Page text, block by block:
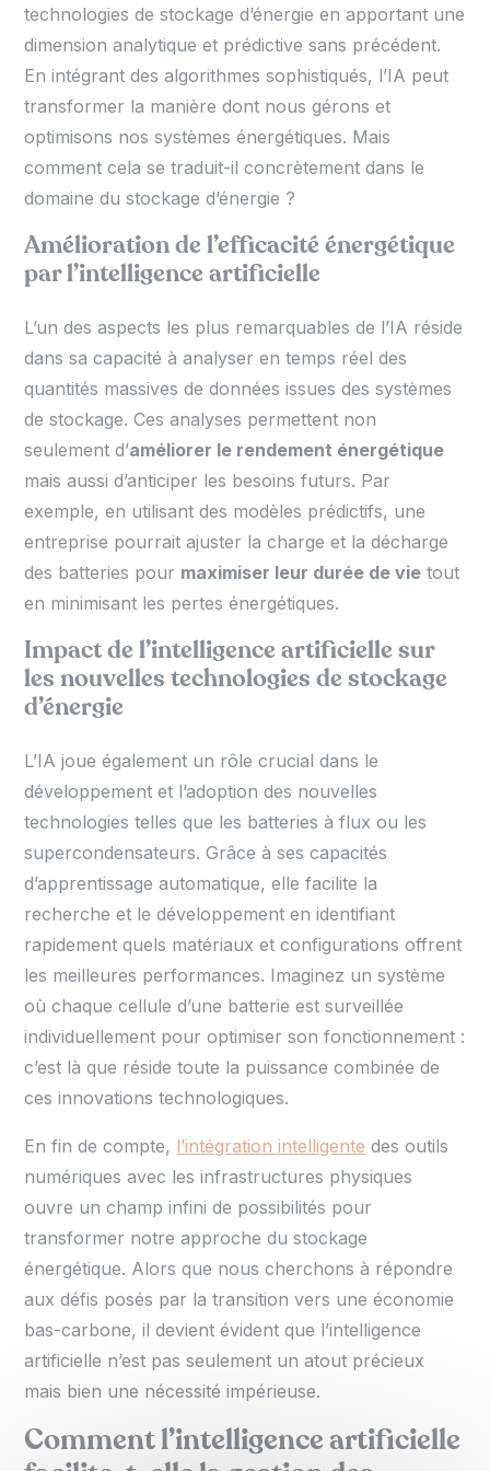
technologies de stockage d’énergie en apportant une
dimension analytique et prédictive sans précédent.
En intégrant des algorithmes sophistiqués, l’IA peut
transformer la manière dont nous gérons et
optimisons nos systèmes énergétiques. Mais
comment cela se traduit-il concrètement dans le
domaine du stockage d’énergie ?
Amélioration de l’efficacité énergétique
par l’intelligence artificielle
L’un des aspects les plus remarquables de l’IA réside
dans sa capacité à analyser en temps réel des
quantités massives de données issues des systèmes
de stockage. Ces analyses permettent non
seulement d’améliorer le rendement énergétique
mais aussi d’anticiper les besoins futurs. Par
exemple, en utilisant des modèles prédictifs, une
entreprise pourrait ajuster la charge et la décharge
des batteries pour maximiser leur durée de vie tout
en minimisant les pertes énergétiques.
Impact de l’intelligence artificielle sur
les nouvelles technologies de stockage
d’énergie
L’IA joue également un rôle crucial dans le
développement et l’adoption des nouvelles
technologies telles que les batteries à flux ou les
supercondensateurs. Grâce à ses capacités
d’apprentissage automatique, elle facilite la
recherche et le développement en identifiant
rapidement quels matériaux et configurations offrent
les meilleures performances. Imaginez un système
où chaque cellule d’une batterie est surveillée
individuellement pour optimiser son fonctionnement :
c’est là que réside toute la puissance combinée de
ces innovations technologiques.
En fin de compte, l’intégration intelligente des outils
numériques avec les infrastructures physiques
ouvre un champ infini de possibilités pour
transformer notre approche du stockage
énergétique. Alors que nous cherchons à répondre
aux défis posés par la transition vers une économie
bas-carbone, il devient évident que l’intelligence
artificielle n’est pas seulement un atout précieux
mais bien une nécessité impérieuse.
Comment l’intelligence artificielle